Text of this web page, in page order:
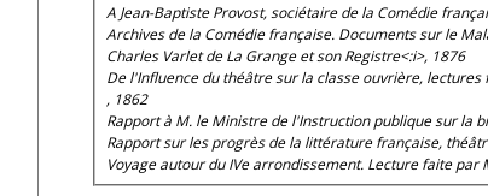
A Jean-Baptiste Provost, sociétaire de la Comédie
Archives de la Comédie française. Documents sur le
Charles Varlet de La Grange et son Registre<:i>, 1876
De l'Influence du théâtre sur la classe ouvrière,
, 1862
Rapport à M. le Ministre de l'Instruction publique sur la
Rapport sur les progrès de la littérature française,
Voyage autour du IVe arrondissement. Lecture faite